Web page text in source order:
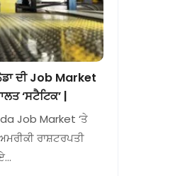
ਦੀ Job Market
‘ਸਟੈਟਿਕ’ |
Job Market ‘ਤੇ
ਰਾਸ਼ਟਰਪਤੀ